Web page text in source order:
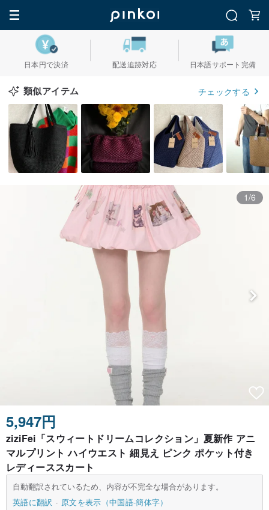
日本円で決済 配送追跡対応 日本語サポート完備
類似アイテム チェックする
1/6
5,947円
ziziFei「スウィートドリームコレクション」夏新作 アニ
マルプリント ハイウエスト 細見え ピンク ポケット付き
レディーススカート
自動翻訳されているため、内容が不完全な場合があります。
英語に翻訳
原文を表示（中国語-簡体字）